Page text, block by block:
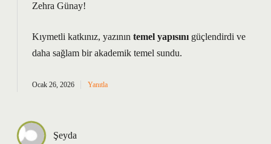
Zehra Günay!
Kıymetli katkınız, yazının temel yapısını güçlendirdi ve
daha sağlam bir akademik temel sundu.
Ocak 26, 2026 Yanıtla
Şeyda